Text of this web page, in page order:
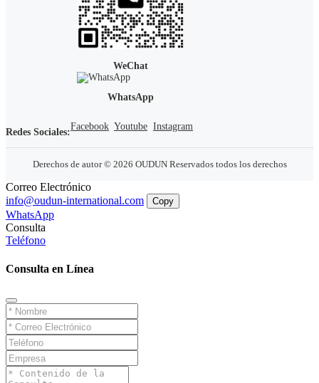
WeChat
WhatsApp
Redes Sociales:Facebook Youtube Instagram
Derechos de autor © 2026 OUDUN Reservados todos los derechos
Correo Electrónico
info@oudun-international.com
Copy
WhatsApp
Consulta
Teléfono
Consulta en Línea